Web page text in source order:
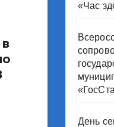
«Час
День